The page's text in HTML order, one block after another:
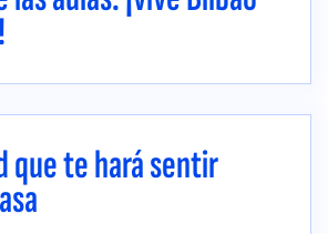
que te hará sentir